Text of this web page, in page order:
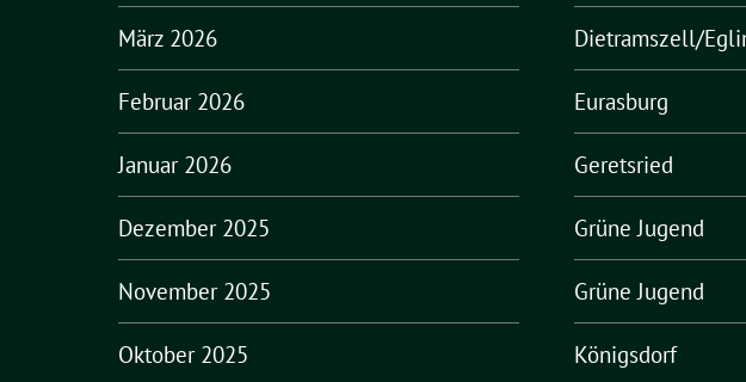
März 2026
Februar 2026
Januar 2026
Dezember 2025
November 2025
Oktober 2025
Dietramszell/
Eurasburg
Geretsried
Grüne Jugend
Grüne Jugend
Königsdorf